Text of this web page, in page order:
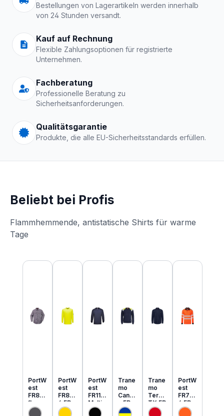
Bestellungen von Lagerartikeln werden innerhalb
von 24 Stunden versandt.
Kauf auf Rechnung
Flexible Zahlungsoptionen für registrierte
Unternehmen.
Fachberatung
Professionelle Beratung zu
Sicherheitsanforderungen.
Qualitätsgarantie
Produkte, die alle EU-Sicherheitsstandards erfüllen.
Beliebt bei Profis
Flammhemmende, antistatische Shirts für warme
Tage
Produktgalerie überspringen
PortW
est
FR89
flamm
hemm
PortW
est
FR80
6 FR
MultiN
PortW
est
FR11
Multi
Norm
Trane
mo
Cante
x FR
MultiN
Trane
mo
Tera
TX FR
leicht
PortW
est
FR73
4 FR
MultiN